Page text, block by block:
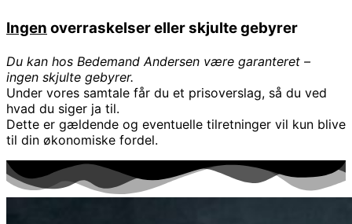
Ingen overraskelser eller skjulte gebyrer
Du kan hos Bedemand Andersen være garanteret –
ingen skjulte gebyrer.
Under vores samtale får du et prisoverslag, så du ved
hvad du siger ja til.
Dette er gældende og eventuelle tilretninger vil kun blive
til din økonomiske fordel.